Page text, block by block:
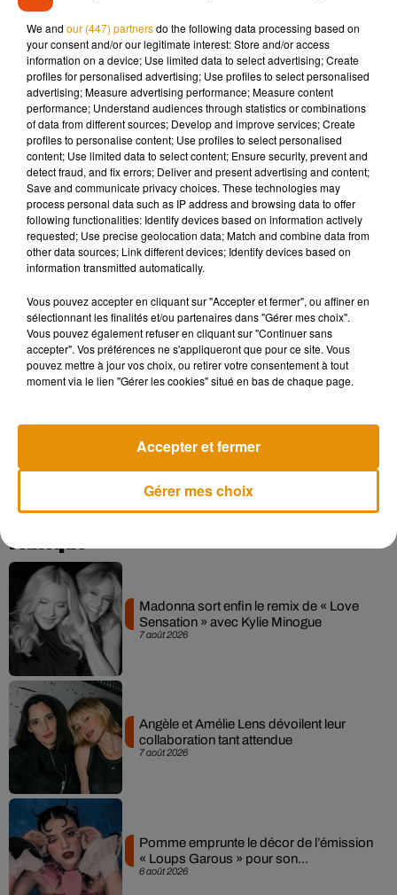
my amazing writing partner Kirsten Miller!! Come join us,
ask some questions: https://t.co/BfFs5Mc2r9
pic.twitter.com/nXE1tGKdXq
— Jason Segel (@jasonsegel)October 30, 2018
Un retour deHow I Met Your Mother
"Je serais prêt à faire un revival sans hésiter une seconde.
J'adore toute la bande !", a ainsi déclaré le comédien âgé de
40 ans. "C 'est vrai queHow I Met, c'était quelque chose de
très lourd. Ça a duré 9 années de ma vie. Mais quand je
regarde en arrière, je me dis que c'est la meilleure chose qui
question"qu’adviendraient-ils des personnages ?" , Jason
Segel préfère rester très vague
. "
Et puis on le voit
concrètement dans la série ce qu'ils deviennent... Ils sont
heureux non ? Lily continue sûrement à pratiquer son art, et
a confié l’acteur. La
Musique
7 août 2026
Madonna sort enfin le remix de « Love
Sensation » avec Kylie Minogue
7 août 2026
Angèle et Amélie Lens dévoilent leur
collaboration tant attendue
6 août 2026
Pomme emprunte le décor de l’émission
« Loups Garous » pour son...
We and our (447) partnersdo the following data processing based on
your consent and/or our legitimate interest: Store and/or access
information on a device; Use limited data to select advertising; Create
profiles for personalised advertising; Use profiles to select personalised
advertising; Measure advertising performance; Measure content
performance; Understand audiences through statistics or combinations
of data from different sources; Develop and improve services; Create
profiles to personalise content; Use profiles to select personalised
content; Use limited data to select content; Ensure security, prevent and
detect fraud, and fix errors; Deliver and present advertising and content;
Save and communicate privacy choices. These technologies may
process personal data such as IP address and browsing data to offer
following functionalities: Identify devices based on information actively
requested; Use precise geolocation data; Match and combine data from
other data sources; Link different devices; Identify devices based on
information transmitted automatically.
Vous pouvez accepter en cliquant sur "Accepter et fermer", ou affiner en
sélectionnant les finalités et/ou partenaires dans "Gérer mes choix".
Vous pouvez également refuser en cliquant sur "Continuer sans
accepter". Vos préférences ne s'appliqueront que pour ce site. Vous
pouvez mettre à jour vos choix, ou retirer votre consentement à tout
moment via le lien "Gérer les cookies" situé en bas de chaque page.
Gérer mes choix
Accepter et fermer